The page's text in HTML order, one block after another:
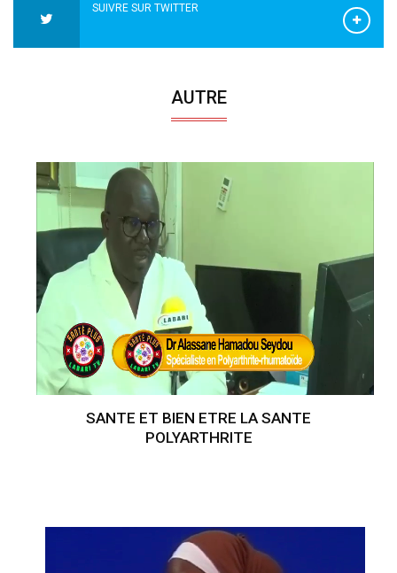
SUIVRE SUR TWITTER
AUTRE
SANTE ET BIEN ETRE LA SANTE
POLYARTHRITE